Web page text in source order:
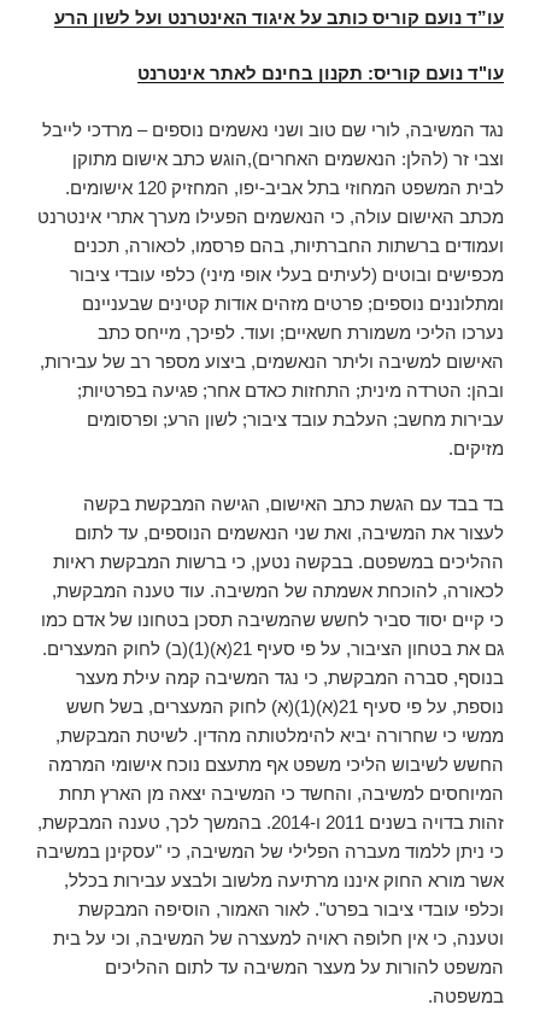
עו”ד נועם קוריס כותב על איגוד האינטרנט ועל לשון הרע
עו"ד נועם קוריס: תקנון בחינם לאתר אינטרנט
נגד המשיבה, לורי שם טוב ושני נאשמים נוספים – מרדכי לייבל
וצבי זר (להלן: הנאשמים האחרים),הוגש כתב אישום מתוקן
לבית המשפט המחוזי בתל אביב-יפו, המחזיק 120 אישומים.
מכתב האישום עולה, כי הנאשמים הפעילו מערך אתרי אינטרנט
ועמודים ברשתות החברתיות, בהם פרסמו, לכאורה, תכנים
מכפישים ובוטים (לעיתים בעלי אופי מיני) כלפי עובדי ציבור
ומתלוננים נוספים; פרטים מזהים אודות קטינים שבעניינם
נערכו הליכי משמורת חשאיים; ועוד. לפיכך, מייחס כתב
האישום למשיבה וליתר הנאשמים, ביצוע מספר רב של עבירות,
ובהן: הטרדה מינית; התחזות כאדם אחר; פגיעה בפרטיות;
עבירות מחשב; העלבת עובד ציבור; לשון הרע; ופרסומים
מזיקים.
בד בבד עם הגשת כתב האישום, הגישה המבקשת בקשה
לעצור את המשיבה, ואת שני הנאשמים הנוספים, עד לתום
ההליכים במשפטם. בבקשה נטען, כי ברשות המבקשת ראיות
לכאורה, להוכחת אשמתה של המשיבה. עוד טענה המבקשת,
כי קיים יסוד סביר לחשש שהמשיבה תסכן בטחונו של אדם כמו
גם את בטחון הציבור, על פי סעיף 21(א)(1)(ב) לחוק המעצרים.
בנוסף, סברה המבקשת, כי נגד המשיבה קמה עילת מעצר
נוספת, על פי סעיף 21(א)(1)(א) לחוק המעצרים, בשל חשש
ממשי כי שחרורה יביא להימלטותה מהדין. לשיטת המבקשת,
החשש לשיבוש הליכי משפט אף מתעצם נוכח אישומי המרמה
המיוחסים למשיבה, והחשד כי המשיבה יצאה מן הארץ תחת
זהות בדויה בשנים 2011 ו-2014. בהמשך לכך, טענה המבקשת,
כי ניתן ללמוד מעברה הפלילי של המשיבה, כי "עסקינן במשיבה
אשר מורא החוק איננו מרתיעה מלשוב ולבצע עבירות בכלל,
וכלפי עובדי ציבור בפרט". לאור האמור, הוסיפה המבקשת
וטענה, כי אין חלופה ראויה למעצרה של המשיבה, וכי על בית
המשפט להורות על מעצר המשיבה עד לתום ההליכים
במשפטה.